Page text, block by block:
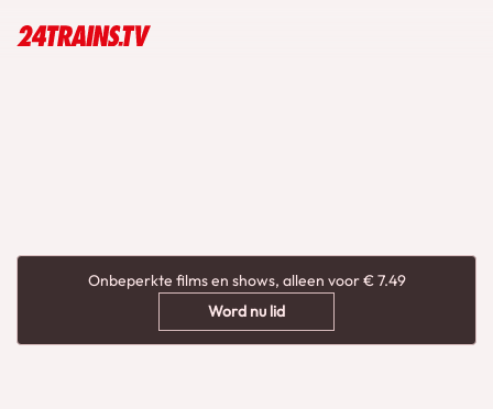
Onbeperkte films en shows, alleen voor € 7.49
Word nu lid